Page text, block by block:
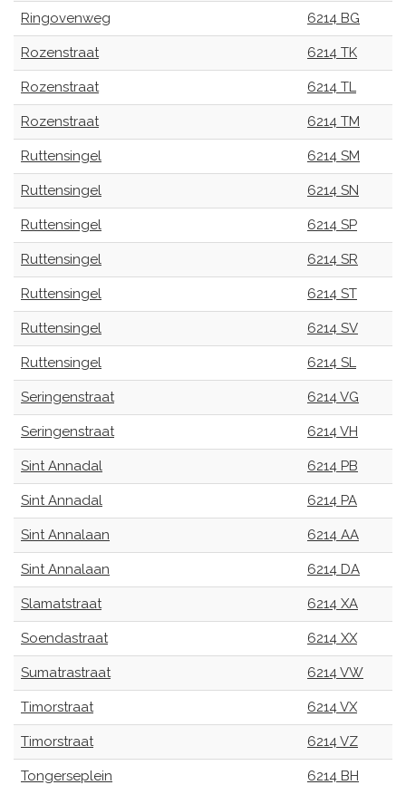
Ringovenweg 6214 BG
Rozenstraat 6214 TK
Rozenstraat 6214 TL
Rozenstraat 6214 TM
Ruttensingel 6214 SM
Ruttensingel 6214 SN
Ruttensingel 6214 SP
Ruttensingel 6214 SR
Ruttensingel 6214 ST
Ruttensingel 6214 SV
Ruttensingel 6214 SL
Seringenstraat 6214 VG
Seringenstraat 6214 VH
Sint Annadal 6214 PB
Sint Annadal 6214 PA
Sint Annalaan 6214 AA
Sint Annalaan 6214 DA
Slamatstraat 6214 XA
Soendastraat 6214 XX
Sumatrastraat 6214 VW
Timorstraat 6214 VX
Timorstraat 6214 VZ
Tongerseplein 6214 BH